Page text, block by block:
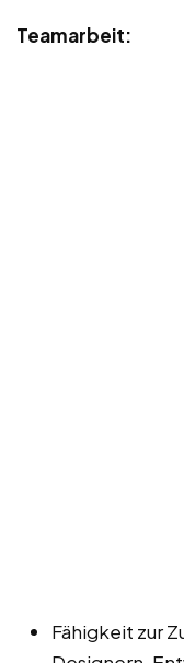
Teamarbeit:
Fähigkeit zur